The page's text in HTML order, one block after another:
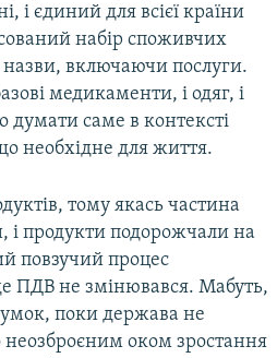
і єдиний для всієї країни
набір споживчих
назви, включаючи послуги.
медикаменти, і одяг, і
думати саме в контексті
необхідне для життя.
тому якась частина
і продукти подорожчали на
повзучий процес
ПДВ не змінювався. Мабуть,
поки держава не
неозброєним оком зростання